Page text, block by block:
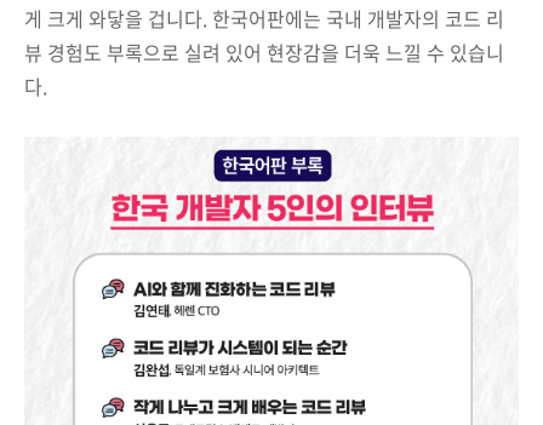
게 크게 와닿을 겁니다. 한국어판에는 국내 개발자의 코드 리
뷰 경험도 부록으로 실려 있어 현장감을 더욱 느낄 수 있습니
다.